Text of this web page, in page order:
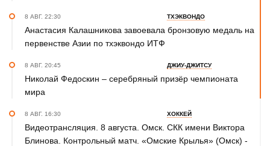
8 АВГ. 22:30 ТХЭКВОНДО
Анастасия Калашникова завоевала бронзовую медаль на
первенстве Азии по тхэквондо ИТФ
8 АВГ. 20:45 ДЖИУ-ДЖИТСУ
Николай Федоскин – серебряный призёр чемпионата
мира
8 АВГ. 16:30 ХОККЕЙ
Видеотрансляция. 8 августа. Омск. СКК имени Виктора
Блинова. Контрольный матч. «Омские Крылья» (Омск) -